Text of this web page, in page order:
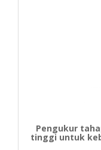
Pengukur
tinggi untuk